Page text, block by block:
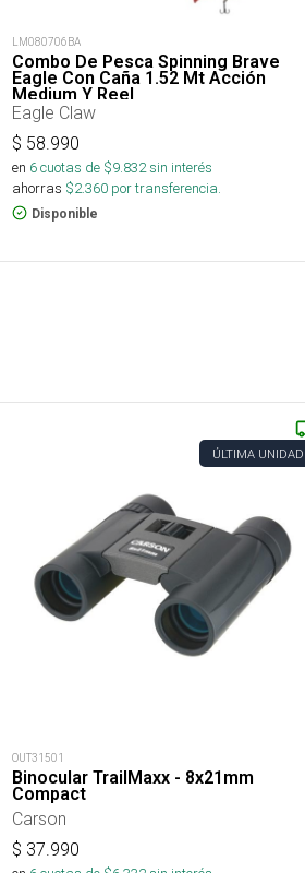
LM080706BA
Combo De Pesca Spinning Brave
Eagle Con Caña 1.52 Mt Acción
Medium Y Reel
Eagle Claw
$ 58.990
en 6cuotas de $9.832sin interés
ahorras $2.360 por transferencia.
Disponible
ÚLTIMA UNIDAD
OUT31501
Binocular TrailMaxx - 8x21mm
Compact
Carson
$ 37.990